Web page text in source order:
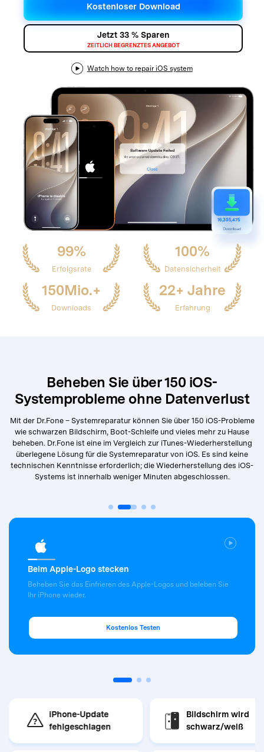
Kostenloser Download
Jetzt 33 % Sparen
ZEITLICH BEGRENZTES ANGEBOT
Watch how to repair iOS system
16,305,475
99%
Erfolgsrate
100%
Datensicherheit
150Mio.+
Downloads
22+ Jahre
Erfahrung
Beheben Sie über 150 iOS-
Systemprobleme ohne Datenverlust
Mit der Dr.Fone – Systemreparatur können Sie über 150 iOS-Probleme
wie schwarzen Bildschirm, Boot-Schleife und vieles mehr zu Hause
beheben. Dr.Fone ist eine im Vergleich zur iTunes-Wiederherstellung
überlegene Lösung für die Systemreparatur von iOS. Es sind keine
technischen Kenntnisse erforderlich; die Wiederherstellung des iOS-
Systems ist innerhalb weniger Minuten abgeschlossen.
Beim Apple-Logo stecken
Beheben Sie das Einfrieren des Apple-Logos und beleben Sie
Ihr iPhone wieder.
Kostenlos Testen
iPhone-Update
fehlgeschlagen
Bildschirm wird
schwarz/weiß